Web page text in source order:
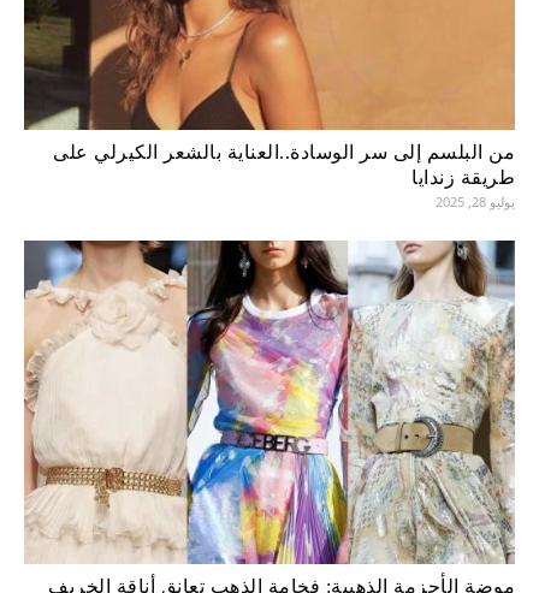
من البلسم إلى سر الوسادة..العناية بالشعر الكيرلي على
طريقة زندايا
يوليو 28, 2025
موضة الأحزمة الذهبية: فخامة الذهب تعانق أناقة الخريف